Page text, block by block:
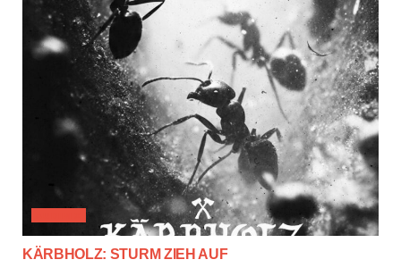
KÄRBHOLZ: STURM ZIEH AUF